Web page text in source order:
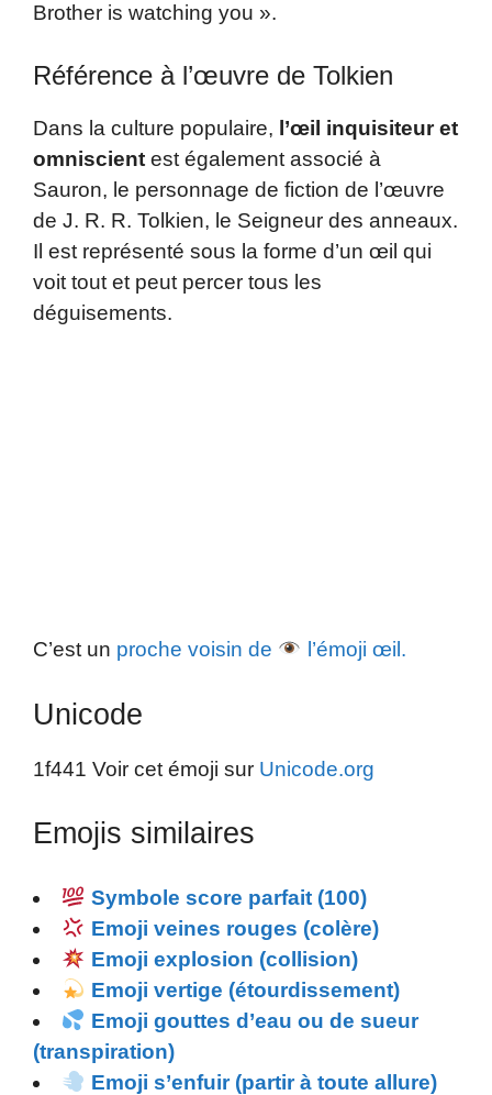
Brother is watching you ».
Référence à l’œuvre de Tolkien
Dans la culture populaire, l’œil inquisiteur et
omniscient est également associé à
Sauron, le personnage de fiction de l’œuvre
de J. R. R. Tolkien, le Seigneur des anneaux.
Il est représenté sous la forme d’un œil qui
voit tout et peut percer tous les
déguisements.
C’est un proche voisin de l’émoji œil.
Unicode
1f441 Voir cet émoji sur Unicode.org
Emojis similaires
Symbole score parfait (100)
Emoji veines rouges (colère)
Emoji explosion (collision)
Emoji vertige (étourdissement)
Emoji gouttes d’eau ou de sueur
(transpiration)
Emoji s’enfuir (partir à toute allure)